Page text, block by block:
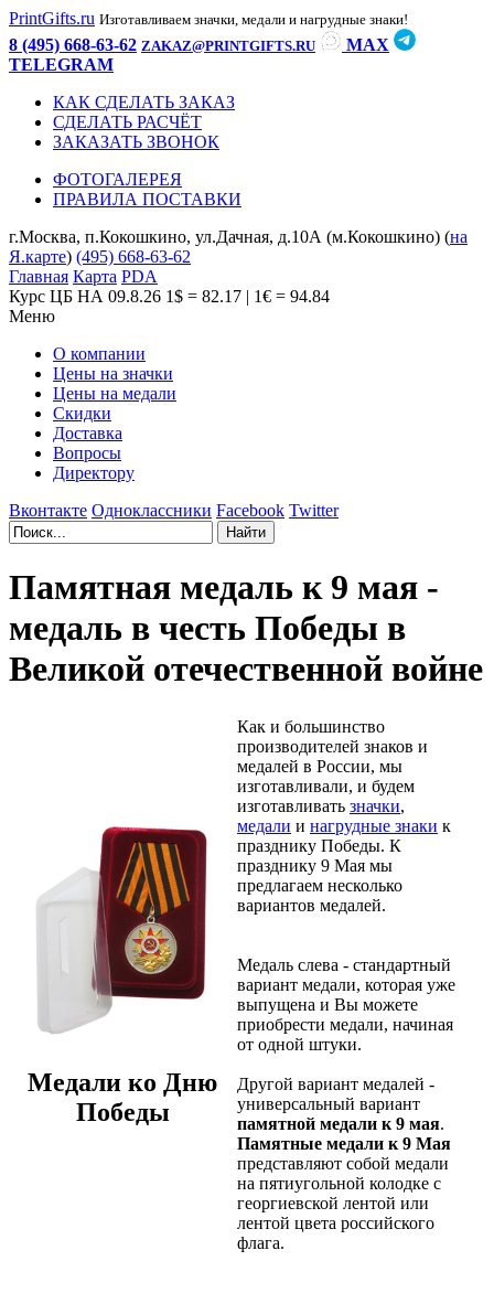
PrintGifts.ru Изготавливаем значки, медали и нагрудные знаки!
8 (495) 668-63-62 ZAKAZ@PRINTGIFTS.RU
MAX
TELEGRAM
КАК СДЕЛАТЬ ЗАКАЗ
СДЕЛАТЬ РАСЧЁТ
ЗАКАЗАТЬ ЗВОНОК
ФОТОГАЛЕРЕЯ
ПРАВИЛА ПОСТАВКИ
г.Москва, п.Кокошкино, ул.Дачная, д.10А (м.Кокошкино) (на
Я.карте) (495) 668-63-62
Главная Карта PDA
Курс ЦБ НА 09.8.26 1$ = 82.17 | 1€ = 94.84
Меню
О компании
Цены на значки
Цены на медали
Скидки
Доставка
Вопросы
Директору
Вконтакте Одноклассники Facebook Twitter
Памятная медаль к 9 мая -
медаль в честь Победы в
Великой отечественной войне
Медали ко Дню
Победы
Как и большинство
производителей знаков и
медалей в России, мы
изготавливали, и будем
изготавливать значки,
медали и нагрудные знаки к
празднику Победы. К
празднику 9 Мая мы
предлагаем несколько
вариантов медалей.
Медаль слева - стандартный
вариант медали, которая уже
выпущена и Вы можете
приобрести медали, начиная
от одной штуки.
Другой вариант медалей -
универсальный вариант
памятной медали к 9 мая.
Памятные медали к 9 Мая
представляют собой медали
на пятиугольной колодке с
георгиевской лентой или
лентой цвета российского
флага.